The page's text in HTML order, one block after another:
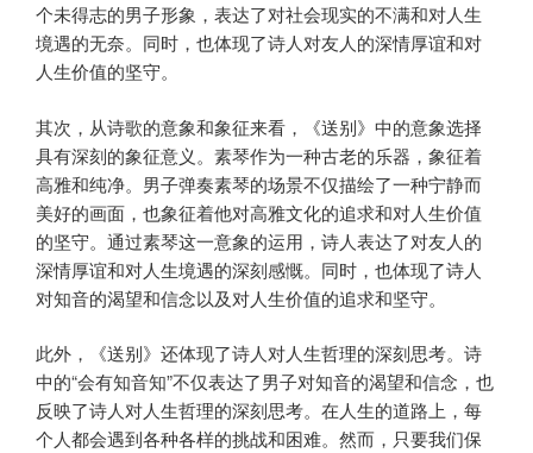
个未得志的男子形象，表达了对社会现实的不满和对人生
境遇的无奈。同时，也体现了诗人对友人的深情厚谊和对
人生价值的坚守。
其次，从诗歌的意象和象征来看，《送别》中的意象选择
具有深刻的象征意义。素琴作为一种古老的乐器，象征着
高雅和纯净。男子弹奏素琴的场景不仅描绘了一种宁静而
美好的画面，也象征着他对高雅文化的追求和对人生价值
的坚守。通过素琴这一意象的运用，诗人表达了对友人的
深情厚谊和对人生境遇的深刻感慨。同时，也体现了诗人
对知音的渴望和信念以及对人生价值的追求和坚守。
此外，《送别》还体现了诗人对人生哲理的深刻思考。诗
中的“会有知音知”不仅表达了男子对知音的渴望和信念，也
反映了诗人对人生哲理的深刻思考。在人生的道路上，每
个人都会遇到各种各样的挑战和困难。然而，只要我们保